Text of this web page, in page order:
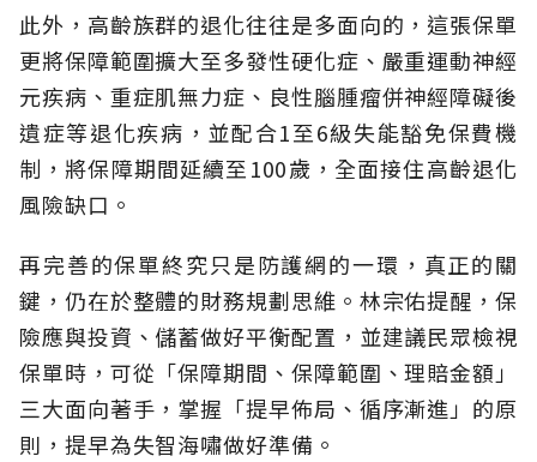
此外，高齡族群的退化往往是多面向的，這張保單
更將保障範圍擴大至多發性硬化症、嚴重運動神經
元疾病、重症肌無力症、良性腦腫瘤併神經障礙後
遺症等退化疾病，並配合1至6級失能豁免保費機
制，將保障期間延續至100歲，全面接住高齡退化
風險缺口。
再完善的保單終究只是防護網的一環，真正的關
鍵，仍在於整體的財務規劃思維。 林宗佑提醒，保
險應與投資、儲蓄做好平衡配置，並建議民眾檢視
保單時，可從「保障期間、保障範圍、理賠金額」
三大面向著手，掌握「提早佈局、循序漸進」的原
則，提早為失智海嘯做好準備。